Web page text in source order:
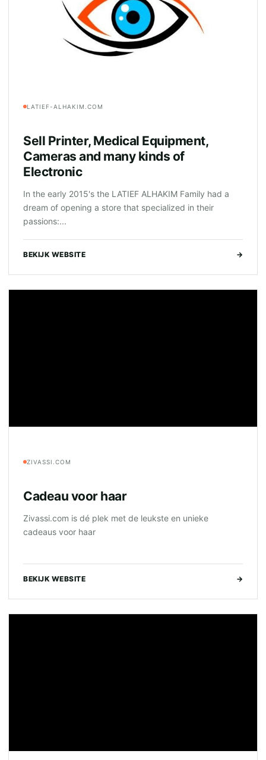
LATIEF-ALHAKIM.COM
Sell Printer, Medical Equipment,
Cameras and many kinds of
Electronic
In the early 2015's the LATIEF ALHAKIM Family had a
dream of opening a store that specialized in their
passions:...
BEKIJK WEBSITE →
ZIVASSI.COM
Cadeau voor haar
Zivassi.com is dé plek met de leukste en unieke
cadeaus voor haar
BEKIJK WEBSITE →